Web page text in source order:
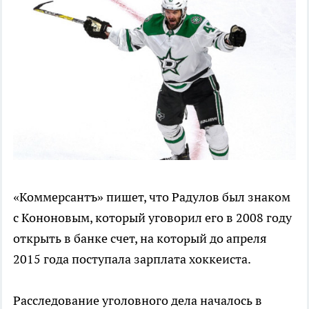
«Коммерсантъ» пишет, что Радулов был знаком
с Кононовым, который уговорил его в 2008 году
открыть в банке счет, на который до апреля
2015 года поступала зарплата хоккеиста.
Расследование уголовного дела началось в